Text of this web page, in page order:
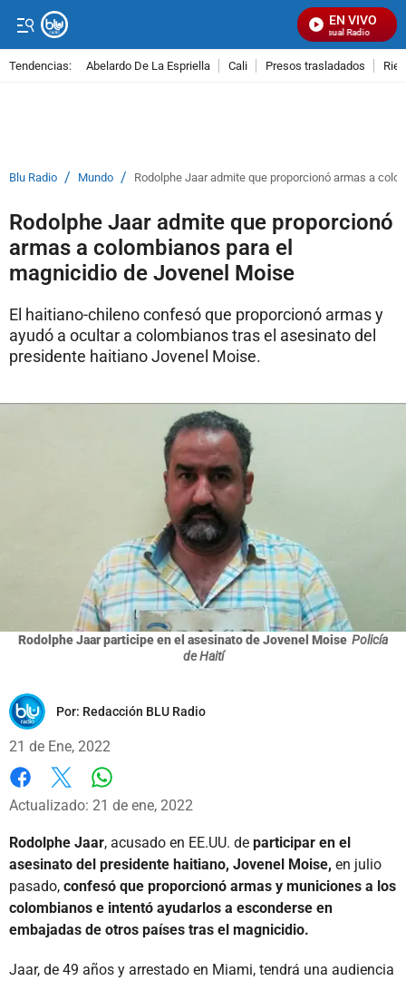
EN VIVO
Señal Visual Radio
Tendencias: Abelardo De La Espriella Cali Presos trasladados
Blu Radio / Mundo / Rodolphe Jaar admite que proporcionó armas a
Rodolphe Jaar admite que proporcionó
armas a colombianos para el
magnicidio de Jovenel Moise
El haitiano-chileno confesó que proporcionó armas y
ayudó a ocultar a colombianos tras el asesinato del
presidente haitiano Jovenel Moise.
Rodolphe Jaar participe en el asesinato de Jovenel Moise Policía
de Haití
Por: Redacción BLU Radio
21 de Ene, 2022
Facebook
X
Actualizado: 21 de ene, 2022
Rodolphe Jaar, acusado en EE.UU. de participar en el
asesinato del presidente haitiano, Jovenel Moise, en julio
pasado, confesó que proporcionó armas y municiones a los
colombianos e intentó ayudarlos a esconderse en
embajadas de otros países tras el magnicidio.
Jaar, de 49 años y arrestado en Miami, tendrá una audiencia